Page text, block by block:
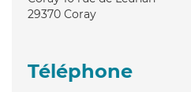
29370 Coray
Téléphone